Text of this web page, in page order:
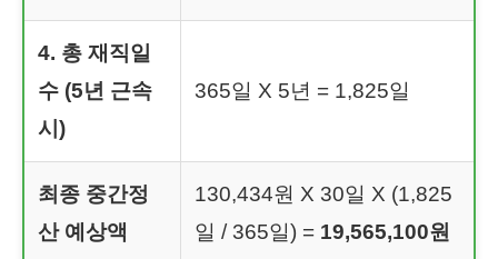
4. 총 재직일
수 (5년 근속
시)
365일 X 5년 = 1,825일
최종 중간정
산 예상액
130,434원 X 30일 X (1,825
일 / 365일) = 19,565,100원